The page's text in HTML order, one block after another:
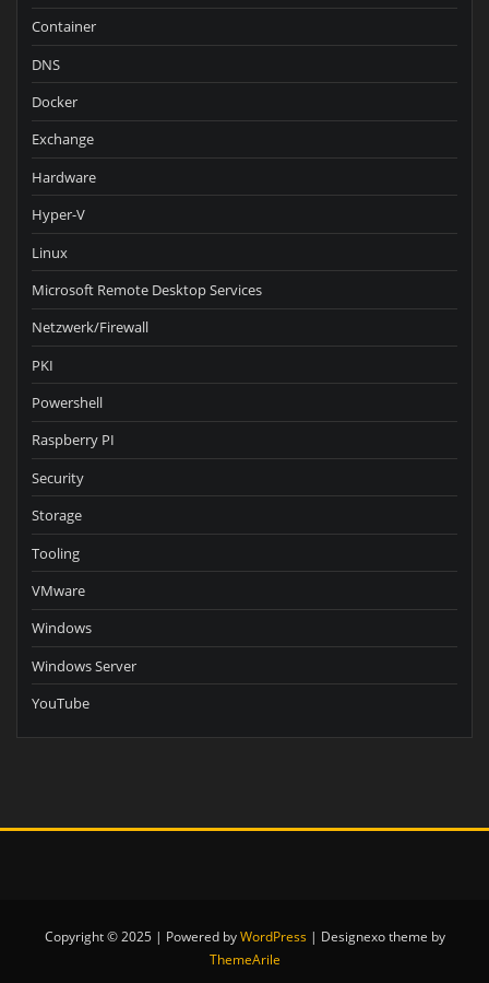
Container
DNS
Docker
Exchange
Hardware
Hyper-V
Linux
Microsoft Remote Desktop Services
Netzwerk/Firewall
PKI
Powershell
Raspberry PI
Security
Storage
Tooling
VMware
Windows
Windows Server
YouTube
Copyright © 2025 | Powered byWordPress | Designexo theme by
ThemeArile